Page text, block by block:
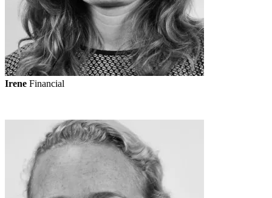
Irene Financial